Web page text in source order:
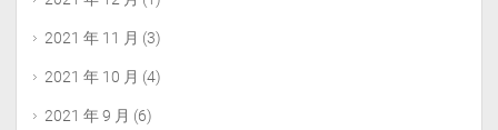
2021 年 11 月 (3)
2021 年 10 月 (4)
2021 年 9 月 (6)